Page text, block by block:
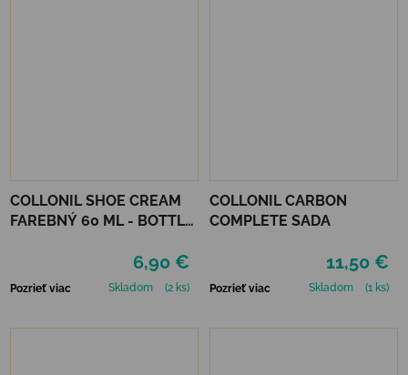
COLLONIL SHOE CREAM
FAREBNÝ 60 ML - BOTTLE
6,90 €
Pozrieť viac Skladom (2 ks)
COLLONIL CARBON
COMPLETE SADA
11,50 €
Pozrieť viac Skladom (1 ks)